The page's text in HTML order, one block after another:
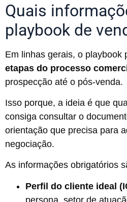
Quais
playbook de
Em linhas gerais, o playbook
etapas do processo
prospecção até o pós-venda.
Isso porque, a ideia é que
consiga consultar o
orientação que precisa para
negociação.
As informações obrigatórios
Perfil do cliente ideal
persona, setor de